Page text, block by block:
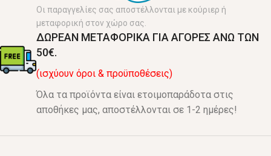
Οι παραγγελίες σας αποστέλλονται με κούριερ ή
μεταφορική στον χώρο σας.
ΔΩΡΕΑΝ ΜΕΤΑΦΟΡΙΚΑ ΓΙΑ ΑΓΟΡΕΣ ΑΝΩ ΤΩΝ
50€.
(ισχύουν όροι & προϋποθέσεις)
Όλα τα προϊόντα είναι ετοιμοπαράδοτα στις
αποθήκες μας, αποστέλλονται σε 1-2 ημέρες!